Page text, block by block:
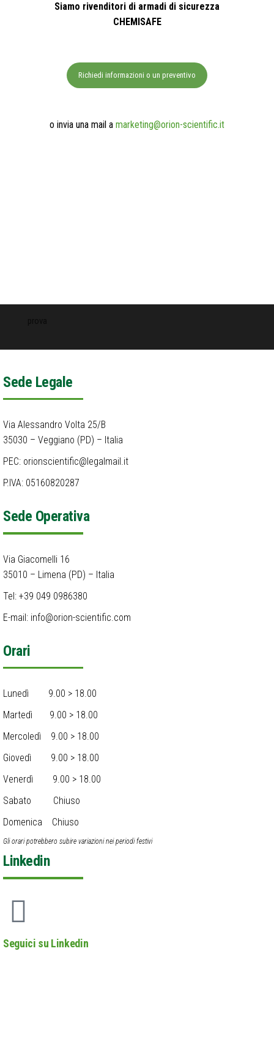
Siamo rivenditori di armadi di sicurezza
CHEMISAFE
Richiedi informazioni o un preventivo
o invia una mail a marketing@orion-scientific.it
Sede Legale
Via Alessandro Volta 25/B
35030 – Veggiano (PD) – Italia
PEC: orionscientific@legalmail.it
P.IVA: 05160820287
Sede Operativa
Via Giacomelli 16
35010 – Limena (PD) – Italia
Tel: +39 049 0986380
E-mail: info@orion-scientific.com
Orari
Lunedì 9.00 > 18.00​
Martedì 9.00 > 18.00
Mercoledì 9.00 > 18.00
Giovedì 9.00 > 18.00
Venerdì 9.00 > 18.00
Sabato Chiuso
Domenica Chiuso
Gli orari potrebbero subire variazioni nei periodi festivi
Linkedin
Seguici su Linkedin